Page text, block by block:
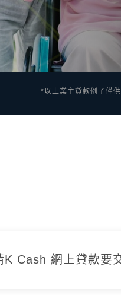
*以上業主貸款例子僅
K Cash 網上貸款要